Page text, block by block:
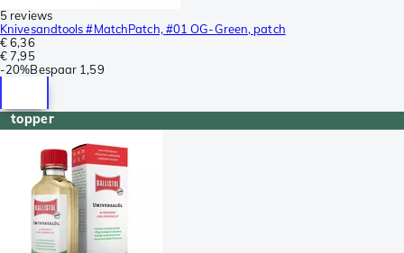
5 reviews
Knivesandtools #MatchPatch, #01 OG-Green, patch
€ 6,36
€ 7,95
-20%Bespaar 1,59
topper